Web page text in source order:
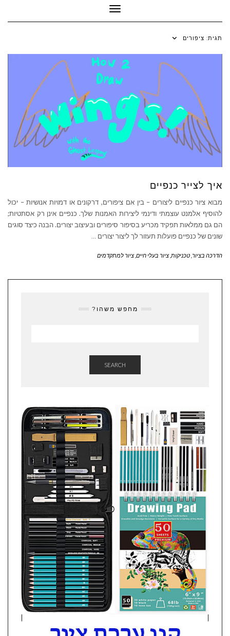
Toggle Navigation
תגית: ציפורים
איך לצייר כנפיים
מבוא ציור כנפיים ליצורים – בין אם ציפורים, דרקונים או דמויות אנושיות – יכול
להוסיף אלמנט עוצמתי ודינמי ליצירות האמנות שלך. כנפיים אינן רק אסתטיות;
הם גם ממלאות תפקיד מכריע בסיפור סיפורים ובעיצוב יצורים. הבנה כיצד סוגים
שונים של כנפיים פועלות תעזור לך ליצור יצורים …
הדרכה בציור טכניקות ציור בעלי חיים ציור למתקדמים
מחפש משהו?
SEARCH